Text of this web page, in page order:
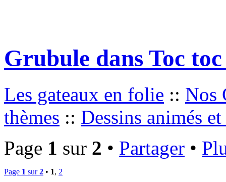
Grubule dans Toc
Les gateaux en folie :: Nos
thèmes :: Dessins animés
Page 1 sur 2 • Partager •
Page 1 sur2 • 1, 2